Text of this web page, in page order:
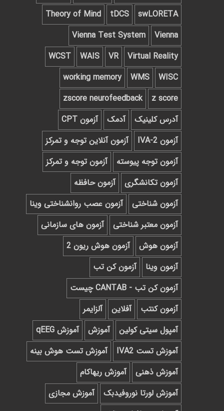
swLORETA
tDCS
Theory of Mind
Vienna
Vienna Test System
Virtual Reality
VR
WAIS
WCST
WISC
WMS
working memory
z score
zscore neurofeedback
آدرس کلینیک
آدمک
آزمون CPT
آزمون IVA-2
آزمون آنلاین توجه و تمرکز
آزمون توجه پیوسته
آزمون توجه و تمرکز
آزمون تکانشگری
آزمون حافظه
آزمون شناختی
آزمون عصب روانشناختی وینا
آزمون معتبر شناختی
آزمون های سازمانی
آزمون هوش
آزمون هوش ریون 2
آزمون وینا
آزمون کن تب
آزمون کن تب - CANTAB چیست
آزمون کنتب
آفلاین
آلزایمر
آمپول سیتی کولین
آموزش
آموزش qEEG
آموزش تست IVA2
آموزش تست هوش بینه
آموزش ذهنی
آموزش ریهاکام
آموزش لورتا نوروفیدبک
آموزش مجازی